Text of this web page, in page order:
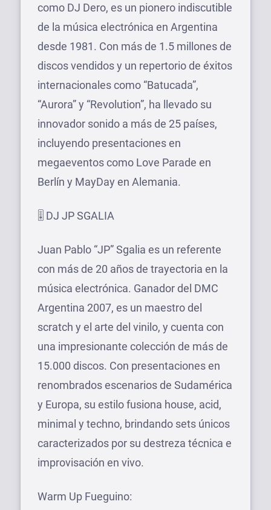
como DJ Dero, es un pionero indiscutible
de la música electrónica en Argentina
desde 1981. Con más de 1.5 millones de
discos vendidos y un repertorio de éxitos
internacionales como “Batucada”,
“Aurora” y “Revolution”, ha llevado su
innovador sonido a más de 25 países,
incluyendo presentaciones en
megaeventos como Love Parade en
Berlín y MayDay en Alemania.
🎚 DJ JP SGALIA
Juan Pablo “JP” Sgalia es un referente
con más de 20 años de trayectoria en la
música electrónica. Ganador del DMC
Argentina 2007, es un maestro del
scratch y el arte del vinilo, y cuenta con
una impresionante colección de más de
15.000 discos. Con presentaciones en
renombrados escenarios de Sudamérica
y Europa, su estilo fusiona house, acid,
minimal y techno, brindando sets únicos
caracterizados por su destreza técnica e
improvisación en vivo.
Warm Up Fueguino: